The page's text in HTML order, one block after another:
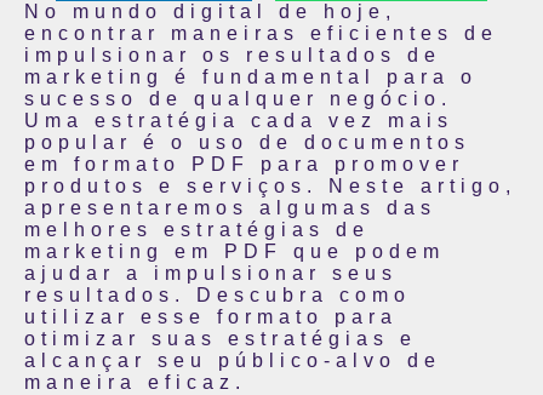
No mundo digital de hoje,
encontrar maneiras eficientes de
impulsionar os resultados de
marketing é fundamental para o
sucesso de qualquer negócio.
Uma estratégia cada vez mais
popular é o uso de documentos
em formato PDF para promover
produtos e serviços. Neste artigo,
apresentaremos algumas das
melhores estratégias de
marketing em PDF que podem
ajudar a impulsionar seus
resultados. Descubra como
utilizar esse formato para
otimizar suas estratégias e
alcançar seu público-alvo de
maneira eficaz.